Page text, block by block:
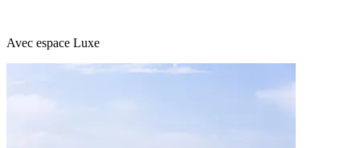
Avec espace Luxe